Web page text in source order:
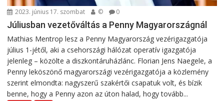
2023. június 17. szombat © 0
Júliusban vezetőváltás a Penny Magyarországnál
Mathias Mentrop lesz a Penny Magyarország vezérigazgatója
július 1-jétől, aki a csehországi hálózat operatív igazgatója
jelenleg – közölte a diszkontáruházlánc. Florian Jens Naegele, a
Penny leköszönő magyarországi vezérigazgatója a közlemény
szerint elmondta: nagyszerű szakértői csapatuk volt, és bízik
benne, hogy a Penny azon az úton halad, hogy tovább...